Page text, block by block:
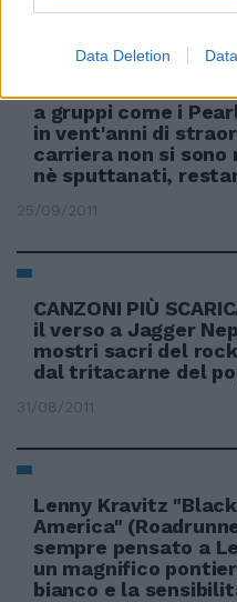
Data Deletion
Se oggi il grande
un'espressione
a gruppi come i
in vent'anni di
carriera non si sono
nè sputtanati,
25/09/2011
CANZONI PIÙ
il verso a Jagger
mostri sacri del
dal tritacarne del
31/08/2011
Lenny Kravitz
America"
sempre pensato a
un magnifico
bianco e la